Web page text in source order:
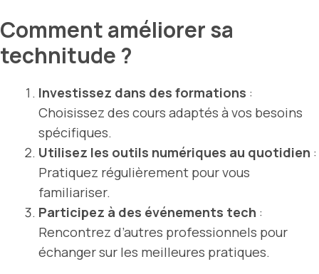
Comment améliorer sa
technitude ?
Investissez dans des formations :
Choisissez des cours adaptés à vos besoins
spécifiques.
Utilisez les outils numériques au quotidien :
Pratiquez régulièrement pour vous
familiariser.
Participez à des événements tech :
Rencontrez d’autres professionnels pour
échanger sur les meilleures pratiques.